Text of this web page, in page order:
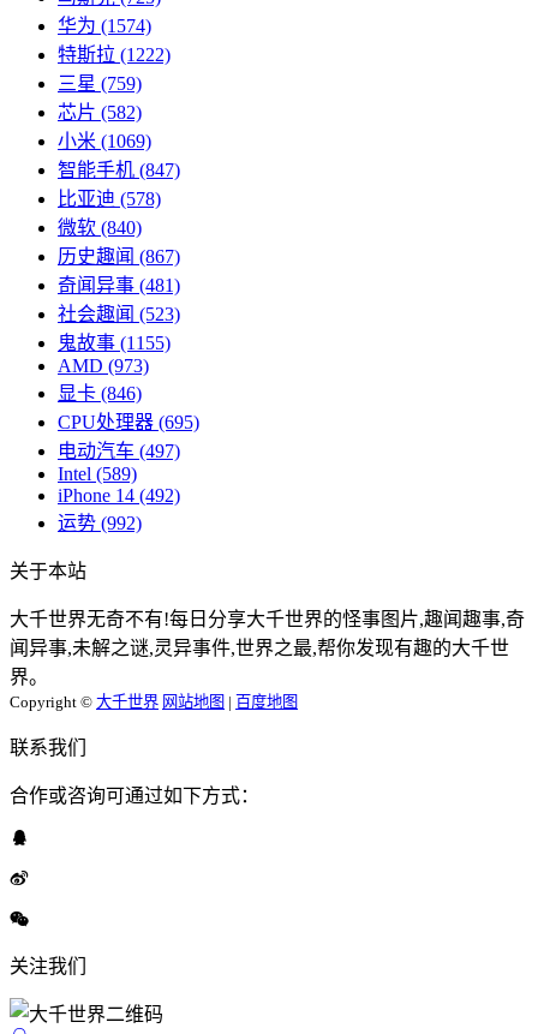
华为 (1574)
特斯拉 (1222)
三星 (759)
芯片 (582)
小米 (1069)
智能手机 (847)
比亚迪 (578)
微软 (840)
历史趣闻 (867)
奇闻异事 (481)
社会趣闻 (523)
鬼故事 (1155)
AMD (973)
显卡 (846)
CPU处理器 (695)
电动汽车 (497)
Intel (589)
iPhone 14 (492)
运势 (992)
关于本站
大千世界无奇不有!每日分享大千世界的怪事图片,趣闻趣事,奇
闻异事,未解之谜,灵异事件,世界之最,帮你发现有趣的大千世
界。
Copyright © 大千世界 网站地图 | 百度地图
联系我们
合作或咨询可通过如下方式：
关注我们